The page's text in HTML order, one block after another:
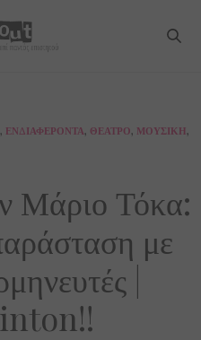
, ΕΝΔΙΑΦΈΡΟΝΤΑ, ΘΈΑΤΡΟ, ΜΟΥΣΙΚΉ,
Μάριο Τόκα:
με
|